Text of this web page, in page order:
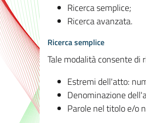
Ricerca semplice;
Ricerca avanzata.
Ricerca semplice
Tale modalità consente
Estremi dell'atto:
Denominazione
Parole nel titolo e/o